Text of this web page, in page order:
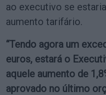
ao executivo se
aumento tarifário.
“Tendo agora um
euros, estará o
aquele aumento de
aprovado no último